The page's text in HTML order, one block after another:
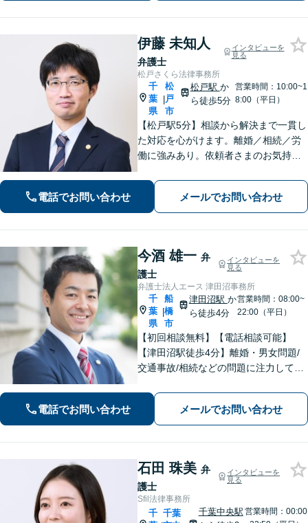
伊藤 未知人
弁護士
インタビューを
見る
松戸さくら法律事務所
千
葉
県
|
松
戸
市
松戸駅 か
ら徒歩5分
営業時間：10:00~1
8:00（平日）
【松戸駅5分】相談から解決まで一貫し
た対応を心がけます。離婚／相続／労
働に強みあり。依頼者さまのお気持ち
策をご提案。前向きな気持ちになれる
ようサポートします。【初回相談無
料】【夜間・休日相談可能】
電話でお問い合わせ メールでお問い合わせ
今酒 雄一 弁
護士
インタビューを
見る
弁護士法人エース 津田沼事務所
千
葉
県
|
船
橋
市
津田沼駅 か
ら徒歩4分
営業時間：08:00~
22:00（平日）
【初回相談無料】【電話相談可能】
【津田沼駅徒歩4分】離婚・男女問題/
交通事故/相続などの問題に注力してい
電話でお問い合わせ メールでお問い合わせ
石田 珠美 弁
護士
インタビューを
見る
Sfil法律事務所
千 千葉
千葉中央駅 営業時間：00:00